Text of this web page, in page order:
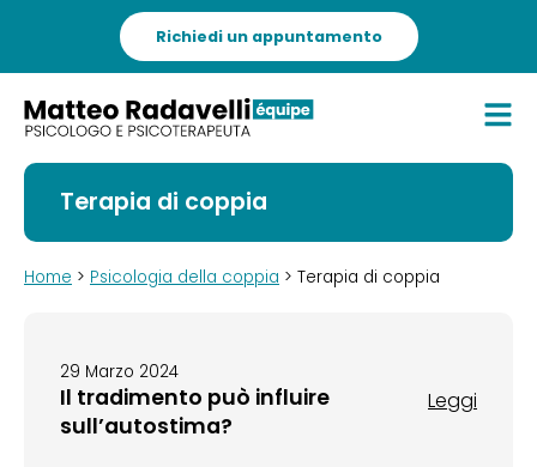
Richiedi un appuntamento
Terapia di coppia
Home > Psicologia della coppia > Terapia di coppia
29 Marzo 2024
Il tradimento può influire
sull’autostima?
Leggi